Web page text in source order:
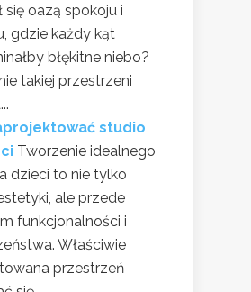
się oazą spokoju i
gdzie każdy kąt
błękitne niebo?
takiej przestrzeni
studio
Tworzenie idealnego
dzieci to nie tylko
ale przede
funkcjonalności i
Właściwie
przestrzeń